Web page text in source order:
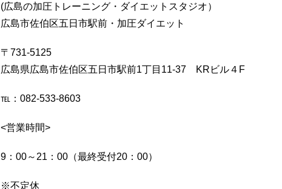
(広島の加圧トレーニング・ダイエットスタジオ）
広島市佐伯区五日市駅前・加圧ダイエット
〒731-5125
広島県広島市佐伯区五日市駅前1丁目11-37 KRビル４F
℡：082-533-8603
<営業時間>
9：00～21：00（最終受付20：00）
※不定休